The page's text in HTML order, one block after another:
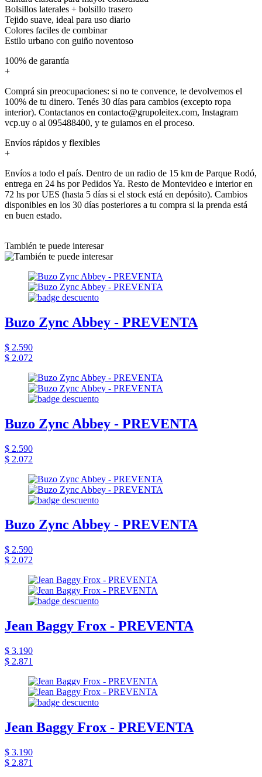
Bolsillos laterales + bolsillo trasero
Tejido suave, ideal para uso diario
Colores faciles de combinar
Estilo urbano con guiño noventoso
100% de garantía
+
Comprá sin preocupaciones: si no te convence, te devolvemos el
100% de tu dinero. Tenés 30 días para cambios (excepto ropa
interior). Contactanos en contacto@grupoleitex.com, Instagram
vcp.uy o al 095488400, y te guiamos en el proceso.
Envíos rápidos y flexibles
+
Envíos a todo el país. Dentro de un radio de 15 km de Parque Rodó,
entrega en 24 hs por Pedidos Ya. Resto de Montevideo e interior en
72 hs por UES (hasta 5 días si el stock está en depósito). Cambios
disponibles en los 30 días posteriores a tu compra si la prenda está
en buen estado.
También te puede interesar
Buzo Zync Abbey - PREVENTA
$ 2.590
$ 2.072
Buzo Zync Abbey - PREVENTA
$ 2.590
$ 2.072
Buzo Zync Abbey - PREVENTA
$ 2.590
$ 2.072
Jean Baggy Frox - PREVENTA
$ 3.190
$ 2.871
Jean Baggy Frox - PREVENTA
$ 3.190
$ 2.871